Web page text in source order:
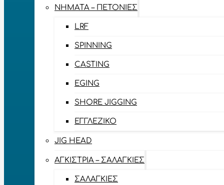
ΝΉΜΑΤΑ – ΠΕΤΟΝΙΈΣ
LRF
SPINNING
CASTING
EGING
SHORE JIGGING
ΕΓΓΛΈΖΙΚΟ
JIG HEAD
ΑΓΚΊΣΤΡΙΑ – ΣΑΛΑΓΚΙΈΣ
ΣΑΛΑΓΚΙΈΣ